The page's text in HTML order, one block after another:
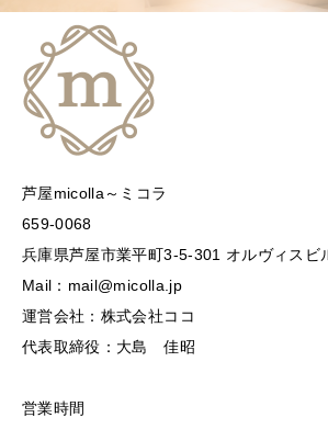
芦屋micolla～ミコラ
659-0068
兵庫県芦屋市業平町3-5-301 オルヴィスビ
Mail：mail@micolla.jp
運営会社：株式会社ココ
代表取締役：大島 佳昭
営業時間